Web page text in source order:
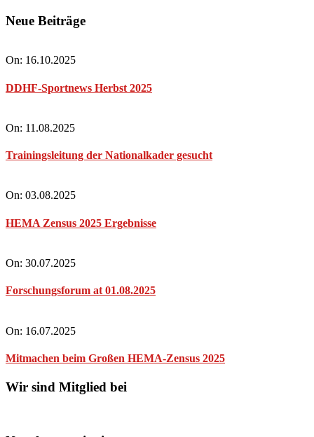
2026-
02-
Neue Beiträge
On: 16.10.2025
DDHF-Sportnews Herbst 2025
On: 11.08.2025
Trainingsleitung der Nationalkader gesucht
On: 03.08.2025
HEMA Zensus 2025 Ergebnisse
On: 30.07.2025
Forschungsforum at 01.08.2025
On: 16.07.2025
Mitmachen beim Großen HEMA-Zensus 2025
Wir sind Mitglied bei